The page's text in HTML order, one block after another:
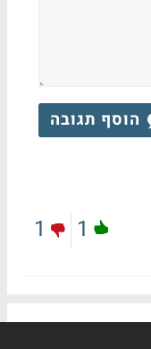
הוסף תגובה
1
1